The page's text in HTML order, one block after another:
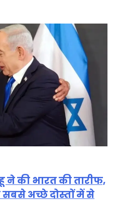
ने की भारत की तारीफ,
सबसे अच्छे दोस्तों में से